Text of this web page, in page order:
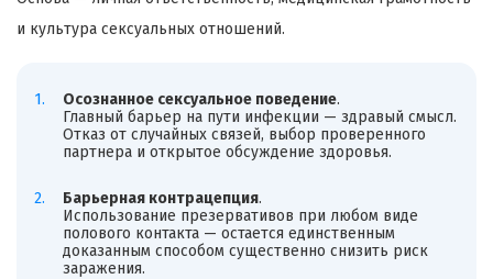
и культура сексуальных отношений.
Осознанное сексуальное поведение.
Главный барьер на пути инфекции — здравый смысл.
Отказ от случайных связей, выбор проверенного
партнера и открытое обсуждение здоровья.
Барьерная контрацепция.
Использование презервативов при любом виде
полового контакта — остается единственным
доказанным способом существенно снизить риск
заражения.